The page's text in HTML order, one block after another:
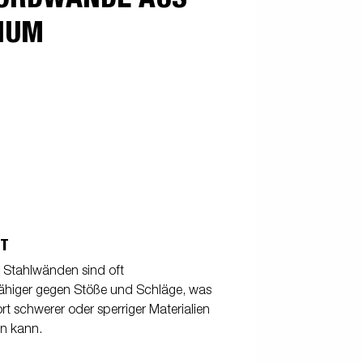
Elektrisiere deine Reise
Stahlwänden sind oft
gegen Stöße und Schläge, was
schwerer oder sperriger Materialien
kann.